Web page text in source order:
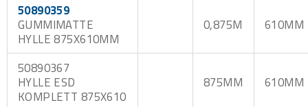
50890359
GUMMIMATTE
HYLLE 875X610MM
0,875M 610MM
50890367
HYLLE ESD
KOMPLETT 875X610
875MM 610MM